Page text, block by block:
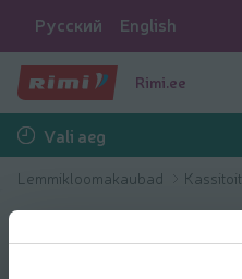
Русский English
Rimi.ee
Vali aeg
Lemmikloomakaubad Kassitoit